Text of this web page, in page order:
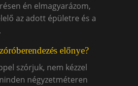
én elmagyarázom,
az adott épületre és a
előnye?
szórjuk, nem kézzel
négyzetméteren